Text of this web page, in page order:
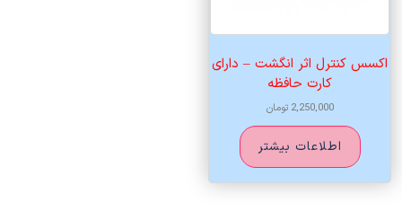
اکسس کنترل اثر انگشت – دارای
کارت حافظه
2,250,000 تومان
اطلاعات بیشتر